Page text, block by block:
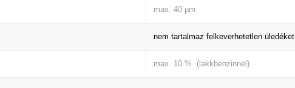
max. 40 µm
nem tartalmaz felkeverhetetlen üledéket
max. 10 % (lakkbenzinnel)